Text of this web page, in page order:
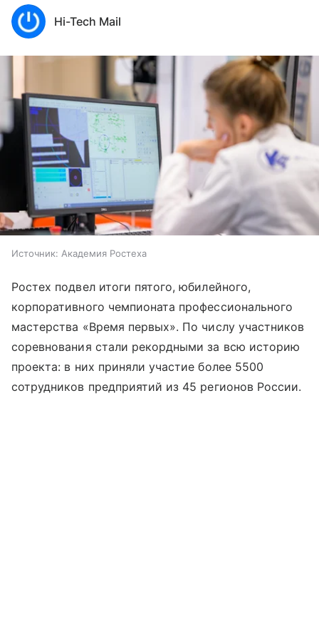
Hi-Tech Mail
Источник: Академия Ростеха
Ростех подвел итоги пятого, юбилейного,
корпоративного чемпионата профессионального
мастерства «Время первых». По числу участников
соревнования стали рекордными за всю историю
проекта: в них приняли участие более 5500
сотрудников предприятий из 45 регионов России.